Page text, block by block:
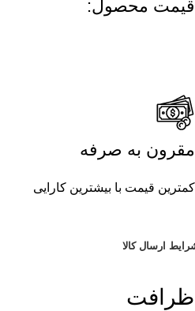
قیمت محصول:​
مقرون به صرفه
کمترین قیمت با بیشترین کارایی
ارسال کالا
ظرافت